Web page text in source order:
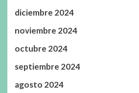
diciembre 2024
noviembre 2024
octubre 2024
septiembre 2024
agosto 2024